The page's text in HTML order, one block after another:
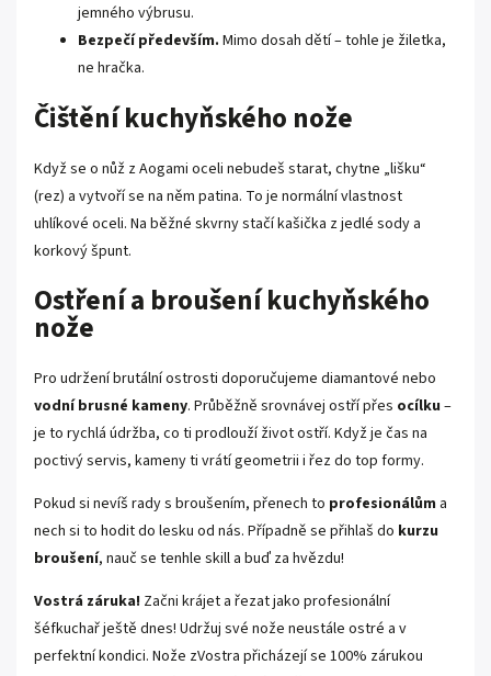
jemného výbrusu.
Bezpečí především. Mimo dosah dětí – tohle je žiletka,
ne hračka.
Čištění kuchyňského nože
Když se o nůž z Aogami oceli nebudeš starat, chytne „lišku“
(rez) a vytvoří se na něm patina. To je normální vlastnost
uhlíkové oceli. Na běžné skvrny stačí kašička z jedlé sody a
korkový špunt.
Ostření a broušení kuchyňského
nože
Pro udržení brutální ostrosti doporučujeme diamantové nebo
vodní brusné kameny. Průběžně srovnávej ostří přes ocílku –
je to rychlá údržba, co ti prodlouží život ostří. Když je čas na
poctivý servis, kameny ti vrátí geometrii i řez do top formy.
Pokud si nevíš rady s broušením, přenech to profesionálům a
nech si to hodit do lesku od nás. Případně se přihlaš do kurzu
broušení, nauč se tenhle skill a buď za hvězdu!
Vostrá záruka! Začni krájet a řezat jako profesionální
šéfkuchař ještě dnes! Udržuj své nože neustále ostré a v
perfektní kondici. Nože zVostra přicházejí se 100% zárukou